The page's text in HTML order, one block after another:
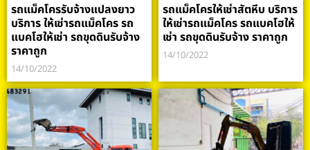
รถแม็คโครรับจ้างแปลงยาว
บริการ ให้เช่ารถแม็คโคร รถ
แบคโฮให้เช่า รถขุดดินรับจ้าง
ราคาถูก
14/10/2022
รถแม็คโครให้เช่าสัตหีบ บริการ
ให้เช่ารถแม็คโคร รถแบคโฮให้
เช่า รถขุดดินรับจ้าง ราคาถูก
14/10/2022